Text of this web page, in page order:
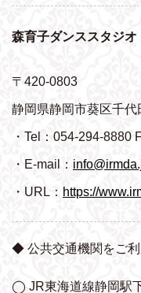
森育子ダンススタジオ
〒420-0803
静岡県静岡市葵区千代
・Tel：054-294-8880
・E-mail：
・URL： https://
◆ 公共交通機関をご
◯ JR東海道線静岡駅